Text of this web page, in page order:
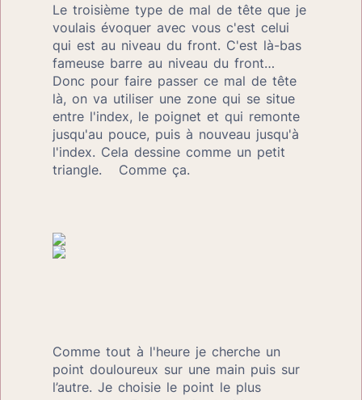
Le troisième type de mal de tête que je
voulais évoquer avec vous c'est celui
qui est au niveau du front. C'est là-bas
fameuse barre au niveau du front…
Donc pour faire passer ce mal de tête
là, on va utiliser une zone qui se situe
entre l'index, le poignet et qui remonte
jusqu'au pouce, puis à nouveau jusqu'à
l'index. Cela dessine comme un petit
triangle.   Comme ça.
Comme tout à l'heure je cherche un
point douloureux sur une main puis sur
l’autre. Je choisie le point le plus